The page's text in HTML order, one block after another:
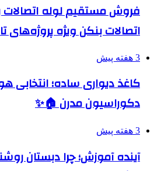
فروش مستقیم لوله اتصالات
اتصالات بنکن ویژه پروژه‌های
3 هفته پیش
کاغذ دیواری ساده؛ انتخابی
دکوراسیون مدرن 🏠✨
3 هفته پیش
آینده آموزش؛ چرا دبستان